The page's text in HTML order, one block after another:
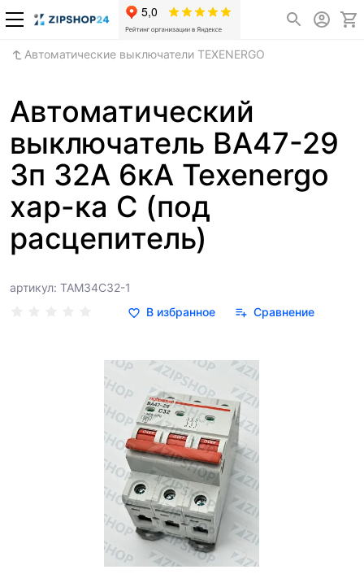
Автоматические выключатели TEXENERGO
Автоматический
выключатель ВА47-29
3п 32А 6кА Texenergo
хар-ка С (под
расцепитель)
артикул: TAM34C32-1
В избранное
Сравнение